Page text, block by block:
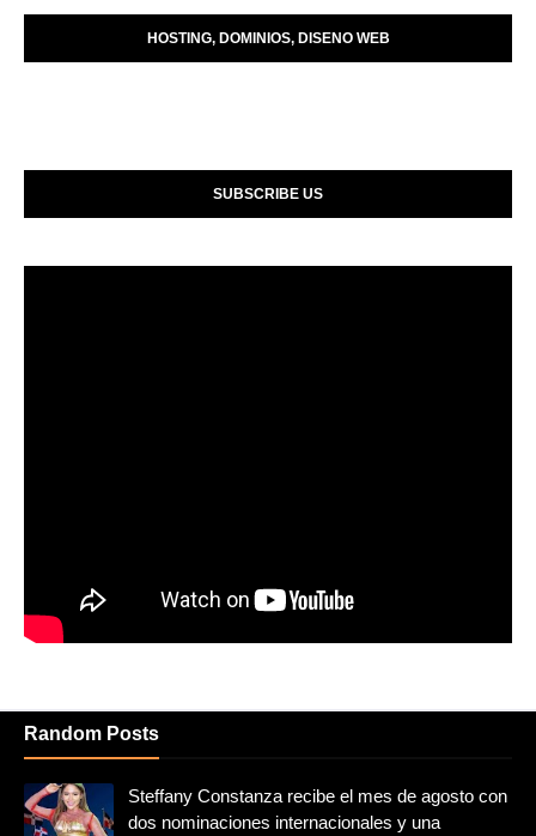
HOSTING, DOMINIOS, DISENO WEB
SUBSCRIBE US
Random Posts
Steffany Constanza recibe el mes de agosto con
dos nominaciones internacionales y una